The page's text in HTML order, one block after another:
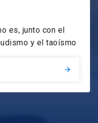
es, junto con el
y el taoísmo
arrow_forward